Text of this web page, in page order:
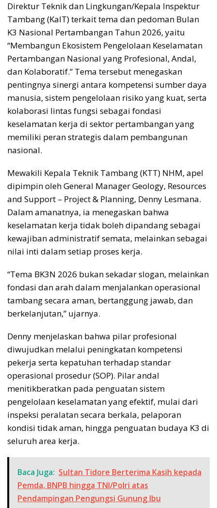
Direktur Teknik dan Lingkungan/Kepala Inspektur
Tambang (KaIT) terkait tema dan pedoman Bulan
K3 Nasional Pertambangan Tahun 2026, yaitu
“Membangun Ekosistem Pengelolaan Keselamatan
Pertambangan Nasional yang Profesional, Andal,
dan Kolaboratif.” Tema tersebut menegaskan
pentingnya sinergi antara kompetensi sumber daya
manusia, sistem pengelolaan risiko yang kuat, serta
kolaborasi lintas fungsi sebagai fondasi
keselamatan kerja di sektor pertambangan yang
memiliki peran strategis dalam pembangunan
nasional.
Mewakili Kepala Teknik Tambang (KTT) NHM, apel
dipimpin oleh General Manager Geology, Resources
and Support – Project & Planning, Denny Lesmana.
Dalam amanatnya, ia menegaskan bahwa
keselamatan kerja tidak boleh dipandang sebagai
kewajiban administratif semata, melainkan sebagai
nilai inti dalam setiap proses kerja.
“Tema BK3N 2026 bukan sekadar slogan, melainkan
fondasi dan arah dalam menjalankan operasional
tambang secara aman, bertanggung jawab, dan
berkelanjutan,” ujarnya.
Denny menjelaskan bahwa pilar profesional
diwujudkan melalui peningkatan kompetensi
pekerja serta kepatuhan terhadap standar
operasional prosedur (SOP). Pilar andal
menitikberatkan pada penguatan sistem
pengelolaan keselamatan yang efektif, mulai dari
inspeksi peralatan secara berkala, pelaporan
kondisi tidak aman, hingga penguatan budaya K3 di
seluruh area kerja.
Baca Juga: Sultan Tidore Berterima Kasih kepada
Pemda, BNPB hingga TNI/Polri atas
Pendampingan Pengungsi Gunung Ibu